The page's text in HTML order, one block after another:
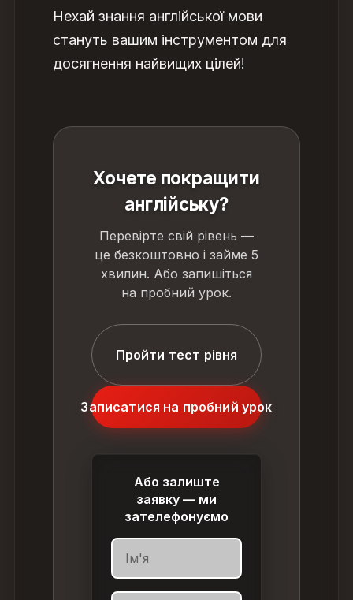
Нехай знання англійської мови
стануть вашим інструментом для
досягнення найвищих цілей!
Хочете покращити
англійську?
Перевірте свій рівень —
це безкоштовно і займе 5
хвилин. Або запишіться
на пробний урок.
Пройти тест рівня
Записатися на пробний урок
Або залиште
заявку — ми
зателефонуємо